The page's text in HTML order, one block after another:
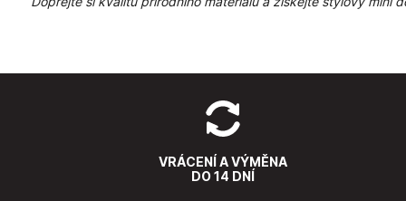
VRÁCENÍ A VÝMĚNA
DO 14 DNÍ